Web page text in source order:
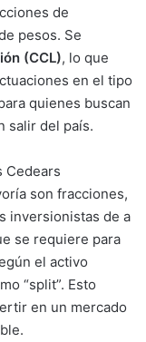
de
pesos. Se
(CCL), lo que
en el tipo
quienes buscan
salir del país.
Cedears
son fracciones,
inversionistas de a
se requiere para
el activo
“split”. Esto
en un mercado